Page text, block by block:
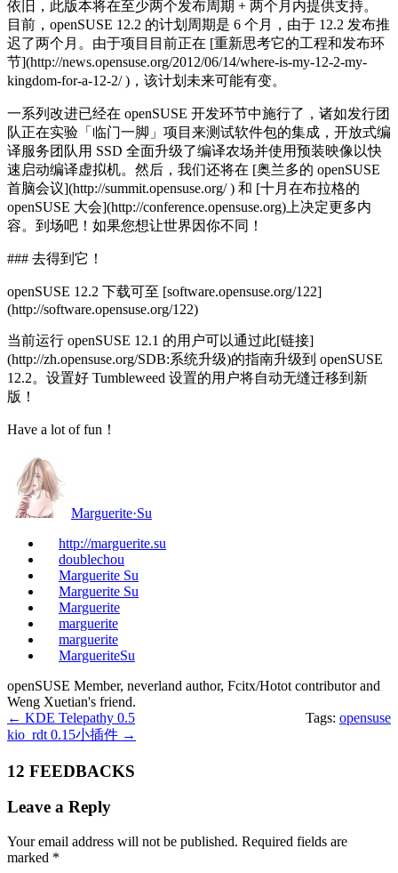
依旧，此版本将在至少两个发布周期 + 两个月内提供支持。
目前，openSUSE 12.2 的计划周期是 6 个月，由于 12.2 发布推
迟了两个月。由于项目目前正在 [重新思考它的工程和发布环
节](http://news.opensuse.org/2012/06/14/where-is-my-12-2-my-
kingdom-for-a-12-2/ )，该计划未来可能有变。
一系列改进已经在 openSUSE 开发环节中施行了，诸如发行团
队正在实验「临门一脚」项目来测试软件包的集成，开放式编
译服务团队用 SSD 全面升级了编译农场并使用预装映像以快
速启动编译虚拟机。然后，我们还将在 [奥兰多的 openSUSE
首脑会议](http://summit.opensuse.org/ ) 和 [十月在布拉格的
openSUSE 大会](http://conference.opensuse.org)上决定更多内
容。到场吧！如果您想让世界因你不同！
### 去得到它！
openSUSE 12.2 下载可至 [software.opensuse.org/122]
(http://software.opensuse.org/122)
当前运行 openSUSE 12.1 的用户可以通过此[链接]
(http://zh.opensuse.org/SDB:系统升级)的指南升级到 openSUSE
12.2。设置好 Tumbleweed 设置的用户将自动无缝迁移到新
版！
Have a lot of fun！
Marguerite·Su
http://marguerite.su
doublechou
Marguerite Su
Marguerite Su
Marguerite
marguerite
marguerite
MargueriteSu
openSUSE Member, neverland author, Fcitx/Hotot contributor and
Weng Xuetian's friend.
Tags: opensuse
← KDE Telepathy 0.5
kio_rdt 0.15小插件 →
12 FEEDBACKS
Leave a Reply
Your email address will not be published. Required fields are
marked *